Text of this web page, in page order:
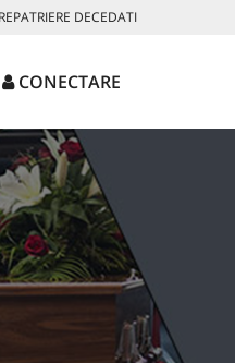
DECEDATI
CONECTARE